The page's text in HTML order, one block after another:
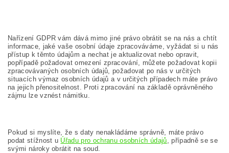
Nařízení GDPR vám dává mimo jiné právo obrátit se na nás a chtít
informace, jaké vaše osobní údaje zpracováváme, vyžádat si u nás
přístup k těmto údajům a nechat je aktualizovat nebo opravit,
popřípadě požadovat omezení zpracování, můžete požadovat kopii
zpracovávaných osobních údajů, požadovat po nás v určitých
situacích výmaz osobních údajů a v určitých případech máte právo
na jejich přenositelnost. Proti zpracování na základě oprávněného
zájmu lze vznést námitku.
Pokud si myslíte, že s daty nenakládáme správně, máte právo
podat stížnost u Úřadu pro ochranu osobních údajů, případně se se
svými nároky obrátit na soud.